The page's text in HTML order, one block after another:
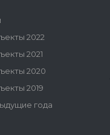
2022
2021
2020
2019
года